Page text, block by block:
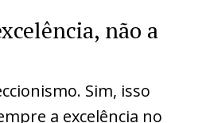
não a
Sim, isso
a excelência no